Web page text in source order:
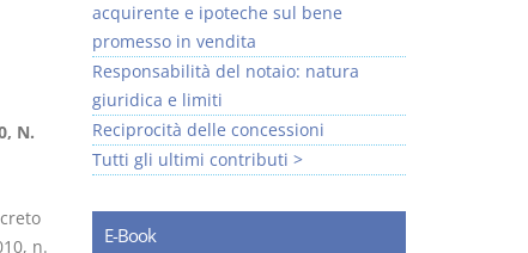
N.
n.
acquirente e ipoteche sul bene
promesso in vendita
Responsabilità del notaio: natura
giuridica e limiti
Reciprocità delle concessioni
Tutti gli ultimi contributi >
E-Book